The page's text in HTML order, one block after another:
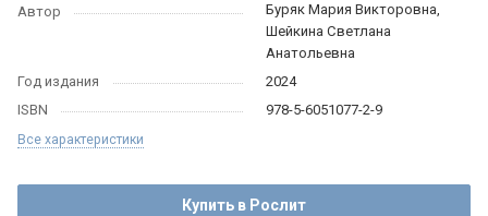
Автор
Буряк Мария Викторовна,
Шейкина Светлана
Анатольевна
Год издания
2024
ISBN
978-5-6051077-2-9
Все характеристики
Купить в Рослит